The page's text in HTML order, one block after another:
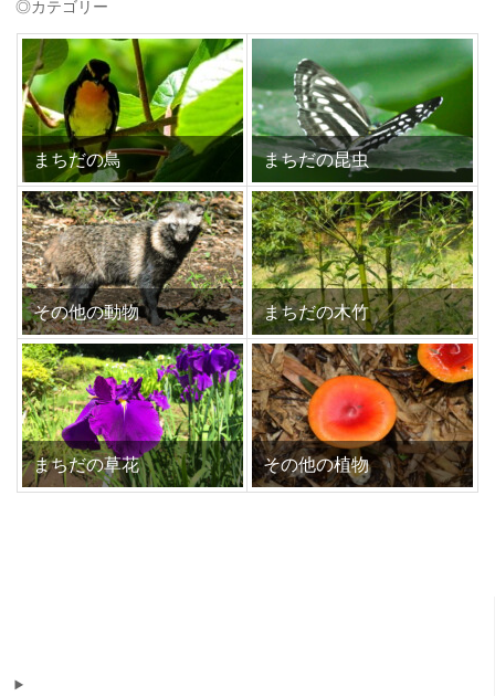
◎カテゴリー
まちだの鳥 まちだの昆虫
その他の動物 まちだの木竹
まちだの草花 その他の植物